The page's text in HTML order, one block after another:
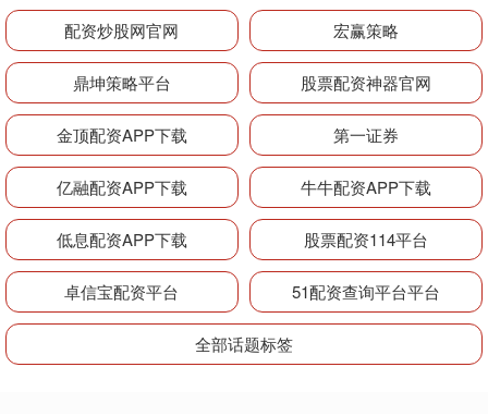
配资炒股网官网 宏赢策略
鼎坤策略平台 股票配资神器官网
金顶配资APP下载 第一证券
亿融配资APP下载 牛牛配资APP下载
低息配资APP下载 股票配资114平台
卓信宝配资平台 51配资查询平台平台
全部话题标签